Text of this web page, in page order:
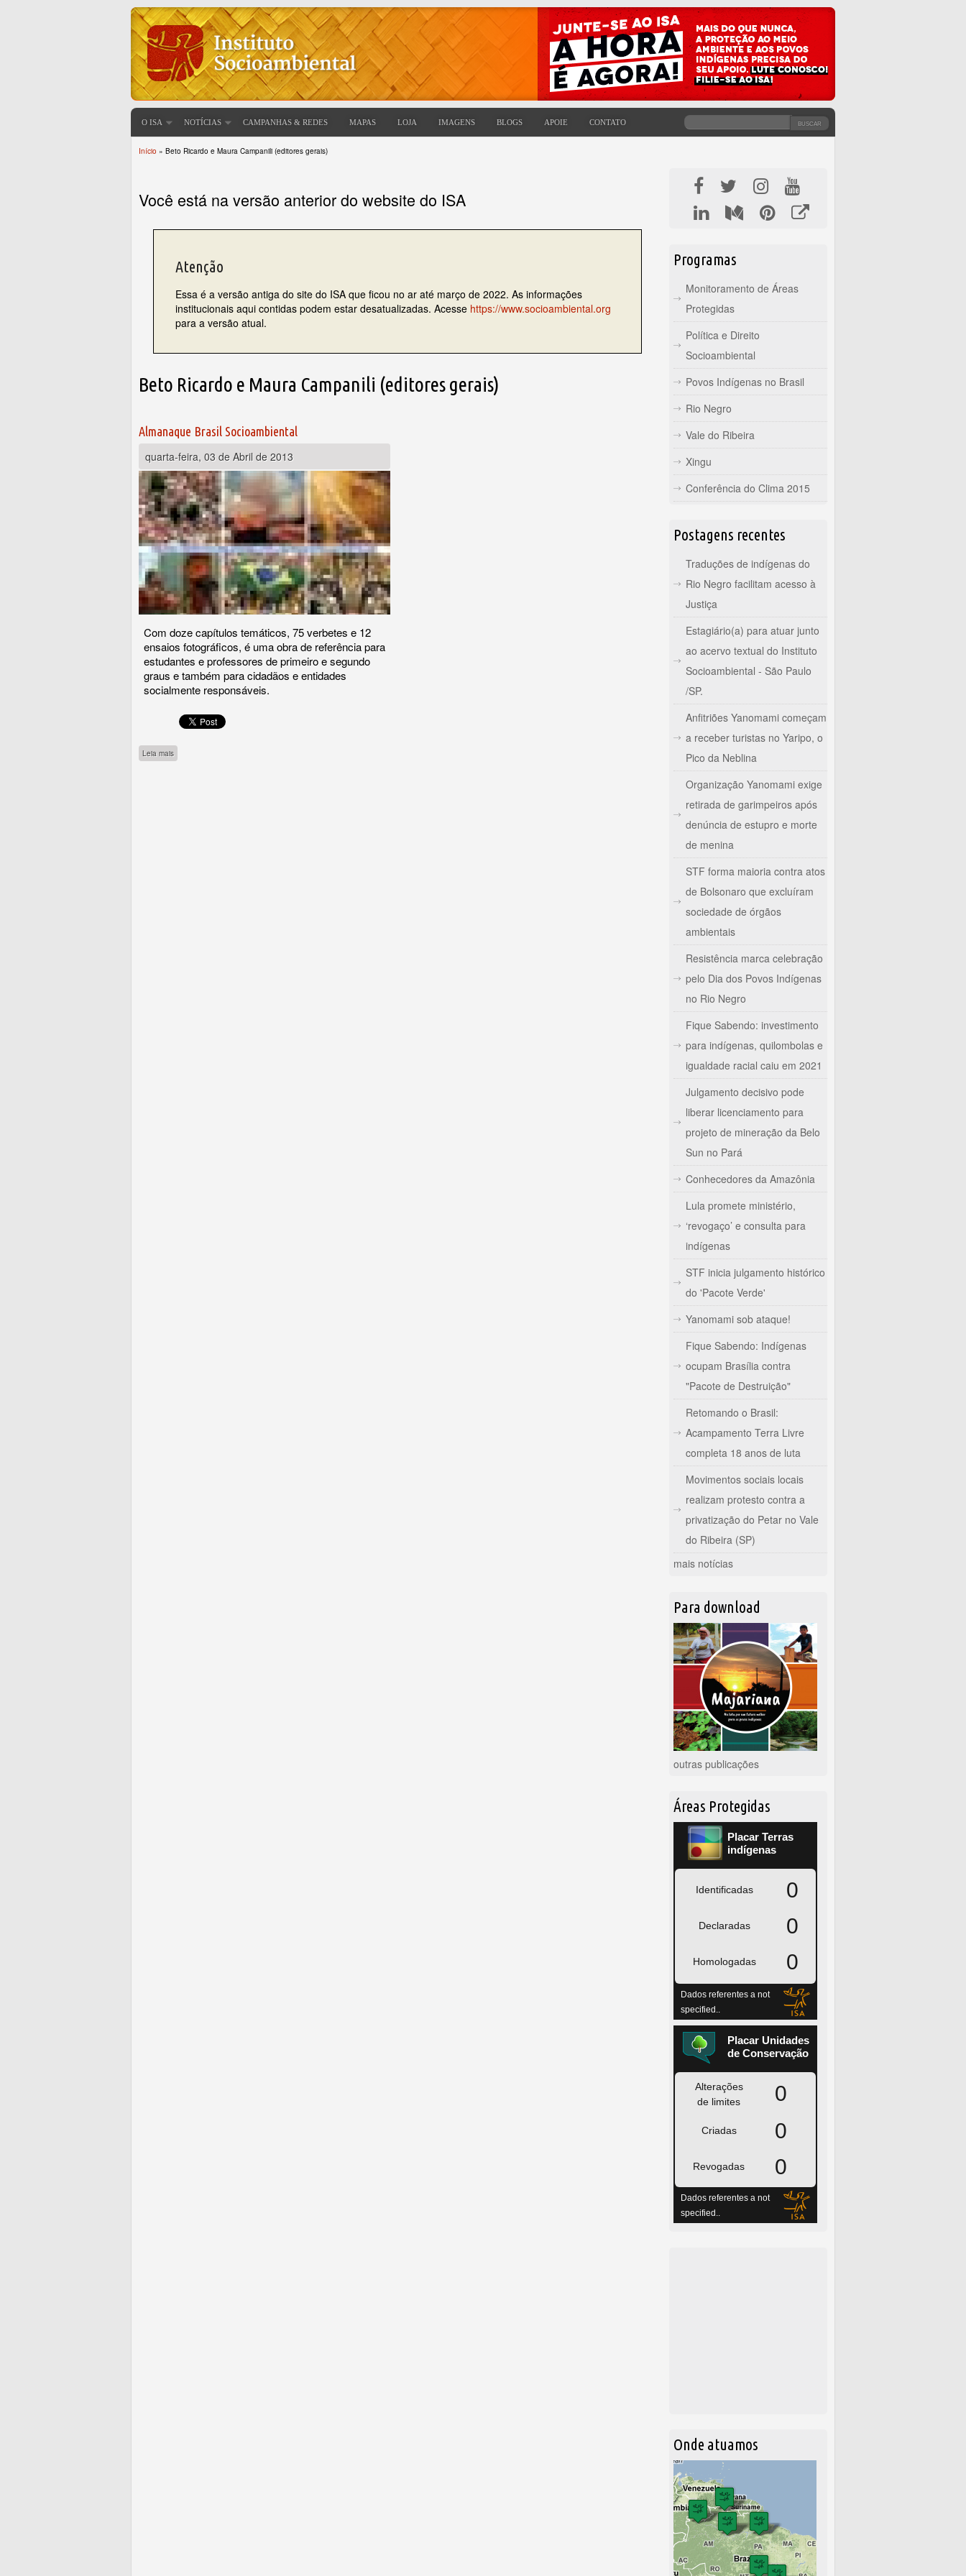
O ISA NOTÍCIAS CAMPANHAS & REDES MAPAS LOJA IMAGENS BLOGS APOIE CONTATO
FORMULÁRIO DE BUSCA
BUSCAR
Início » Beto Ricardo e Maura Campanili (editores gerais)
Você está na versão anterior do website do ISA
Atenção
Essa é a versão antiga do site do ISA que ficou no ar até março de 2022. As informações
institucionais aqui contidas podem estar desatualizadas. Acesse https://www.socioambiental.org
para a versão atual.
Beto Ricardo e Maura Campanili (editores gerais)
Almanaque Brasil Socioambiental
quarta-feira, 03 de Abril de 2013
Com doze capítulos temáticos, 75 verbetes e 12
ensaios fotográficos, é uma obra de referência para
estudantes e professores de primeiro e segundo
graus e também para cidadãos e entidades
socialmente responsáveis.
Leia mais
Programas
Monitoramento de Áreas
Protegidas
Política e Direito
Socioambiental
Povos Indígenas no Brasil
Rio Negro
Vale do Ribeira
Xingu
Conferência do Clima 2015
Postagens recentes
Traduções de indígenas do
Rio Negro facilitam acesso à
Justiça
Estagiário(a) para atuar junto
ao acervo textual do Instituto
Socioambiental - São Paulo
/SP.
Anfitriões Yanomami começam
a receber turistas no Yaripo, o
Pico da Neblina
Organização Yanomami exige
retirada de garimpeiros após
denúncia de estupro e morte
de menina
STF forma maioria contra atos
de Bolsonaro que excluíram
sociedade de órgãos
ambientais
Resistência marca celebração
pelo Dia dos Povos Indígenas
no Rio Negro
Fique Sabendo: investimento
para indígenas, quilombolas e
igualdade racial caiu em 2021
Julgamento decisivo pode
liberar licenciamento para
projeto de mineração da Belo
Sun no Pará
Conhecedores da Amazônia
Lula promete ministério,
‘revogaço’ e consulta para
indígenas
STF inicia julgamento histórico
do 'Pacote Verde'
Yanomami sob ataque!
Fique Sabendo: Indígenas
ocupam Brasília contra
"Pacote de Destruição"
Retomando o Brasil:
Acampamento Terra Livre
completa 18 anos de luta
Movimentos sociais locais
realizam protesto contra a
privatização do Petar no Vale
do Ribeira (SP)
mais notícias
Para download
outras publicações
Áreas Protegidas
Onde atuamos